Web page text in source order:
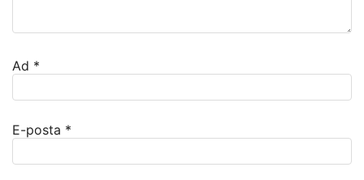
Ad *
E-posta *